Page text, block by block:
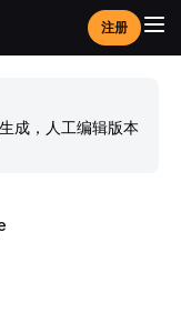
注册
成，人工编辑版本